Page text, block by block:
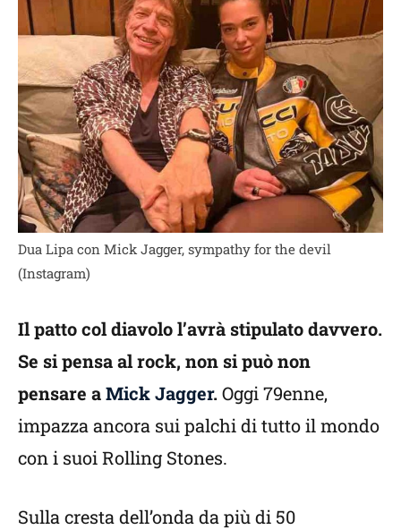
Dua Lipa con Mick Jagger, sympathy for the devil
(Instagram)
Il patto col diavolo l’avrà stipulato davvero.
Se si pensa al rock, non si può non
pensare aMick Jagger.Oggi 79enne,
impazza ancora sui palchi di tutto il mondo
con i suoi Rolling Stones.
Sulla cresta dell’onda da più di 50